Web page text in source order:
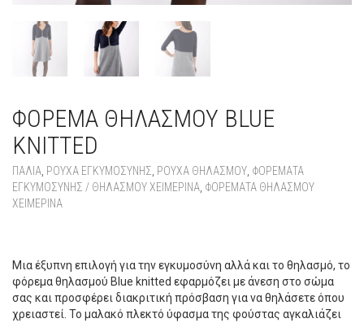
ΦΌΡΕΜΑ ΘΗΛΑΣΜΟΎ BLUE
KNITTED
ΠΑΛΙΆ, ΡΟΥΧΑ ΕΓΚΥΜΟΣΥΝΗΣ, ΡΟΥΧΑ ΘΗΛΑΣΜΟΥ, ΦΟΡΈΜΑΤΑ
ΕΓΚΥΜΟΣΎΝΗΣ / ΘΗΛΑΣΜΟΎ ΧΕΙΜΕΡΙΝΆ, ΦΟΡΈΜΑΤΑ ΘΗΛΑΣΜΟΎ
ΧΕΙΜΕΡΙΝΆ
Μια έξυπνη επιλογή για την εγκυμοσύνη αλλά και το θηλασμό, το
φόρεμα θηλασμού Blue knitted εφαρμόζει με άνεση στο σώμα
σας και προσφέρει διακριτική πρόσβαση για να θηλάσετε όπου
χρειαστεί. Το μαλακό πλεκτό ύφασμα της φούστας αγκαλιάζει